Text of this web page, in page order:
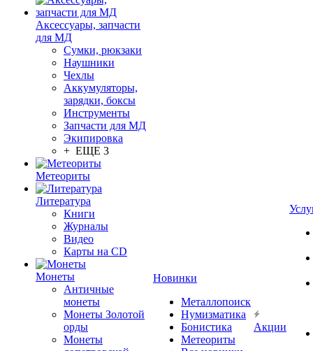
Аксессуары, запчасти
для МД
Сумки, рюкзаки
Наушники
Чехлы
Аккумуляторы,
зарядки, боксы
Инструменты
Запчасти для МД
Экипировка
+ ЕЩЕ 3
Метеориты
Литература
Книги
Журналы
Видео
Карты на CD
Монеты
Античные
монеты
Монеты Золотой
орды
Монеты
Новинки
Металлопоиск
Нумизматика
Бонистика
Метеориты
Акции